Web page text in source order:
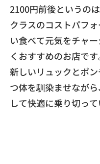
2100円前後というのは
クラスのコストパフォ
い食べて元気をチャー
くおすすめのお店です
新しいリュックとポ
つ体を馴染ませなが
して快適に乗り切っ